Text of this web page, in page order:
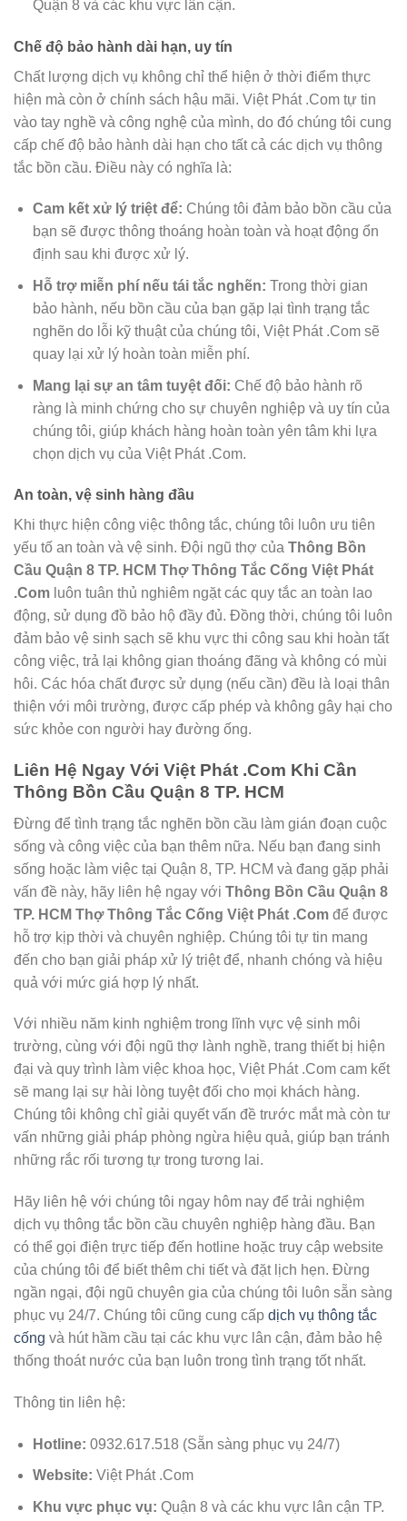
Quận 8 và các khu vực lân cận.
Chế độ bảo hành dài hạn, uy tín
Chất lượng dịch vụ không chỉ thể hiện ở thời điểm thực
hiện mà còn ở chính sách hậu mãi. Việt Phát .Com tự tin
vào tay nghề và công nghệ của mình, do đó chúng tôi cung
cấp chế độ bảo hành dài hạn cho tất cả các dịch vụ thông
tắc bồn cầu. Điều này có nghĩa là:
Cam kết xử lý triệt để: Chúng tôi đảm bảo bồn cầu của
bạn sẽ được thông thoáng hoàn toàn và hoạt động ổn
định sau khi được xử lý.
Hỗ trợ miễn phí nếu tái tắc nghẽn: Trong thời gian
bảo hành, nếu bồn cầu của bạn gặp lại tình trạng tắc
nghẽn do lỗi kỹ thuật của chúng tôi, Việt Phát .Com sẽ
quay lại xử lý hoàn toàn miễn phí.
Mang lại sự an tâm tuyệt đối: Chế độ bảo hành rõ
ràng là minh chứng cho sự chuyên nghiệp và uy tín của
chúng tôi, giúp khách hàng hoàn toàn yên tâm khi lựa
chọn dịch vụ của Việt Phát .Com.
An toàn, vệ sinh hàng đầu
Khi thực hiện công việc thông tắc, chúng tôi luôn ưu tiên
yếu tố an toàn và vệ sinh. Đội ngũ thợ của Thông Bồn
Cầu Quận 8 TP. HCM Thợ Thông Tắc Cống Việt Phát
.Com luôn tuân thủ nghiêm ngặt các quy tắc an toàn lao
động, sử dụng đồ bảo hộ đầy đủ. Đồng thời, chúng tôi luôn
đảm bảo vệ sinh sạch sẽ khu vực thi công sau khi hoàn tất
công việc, trả lại không gian thoáng đãng và không có mùi
hôi. Các hóa chất được sử dụng (nếu cần) đều là loại thân
thiện với môi trường, được cấp phép và không gây hại cho
sức khỏe con người hay đường ống.
Liên Hệ Ngay Với Việt Phát .Com Khi Cần
Thông Bồn Cầu Quận 8 TP. HCM
Đừng để tình trạng tắc nghẽn bồn cầu làm gián đoạn cuộc
sống và công việc của bạn thêm nữa. Nếu bạn đang sinh
sống hoặc làm việc tại Quận 8, TP. HCM và đang gặp phải
vấn đề này, hãy liên hệ ngay với Thông Bồn Cầu Quận 8
TP. HCM Thợ Thông Tắc Cống Việt Phát .Com để được
hỗ trợ kịp thời và chuyên nghiệp. Chúng tôi tự tin mang
đến cho bạn giải pháp xử lý triệt để, nhanh chóng và hiệu
quả với mức giá hợp lý nhất.
Với nhiều năm kinh nghiệm trong lĩnh vực vệ sinh môi
trường, cùng với đội ngũ thợ lành nghề, trang thiết bị hiện
đại và quy trình làm việc khoa học, Việt Phát .Com cam kết
sẽ mang lại sự hài lòng tuyệt đối cho mọi khách hàng.
Chúng tôi không chỉ giải quyết vấn đề trước mắt mà còn tư
vấn những giải pháp phòng ngừa hiệu quả, giúp bạn tránh
những rắc rối tương tự trong tương lai.
Hãy liên hệ với chúng tôi ngay hôm nay để trải nghiệm
dịch vụ thông tắc bồn cầu chuyên nghiệp hàng đầu. Bạn
có thể gọi điện trực tiếp đến hotline hoặc truy cập website
của chúng tôi để biết thêm chi tiết và đặt lịch hẹn. Đừng
ngần ngại, đội ngũ chuyên gia của chúng tôi luôn sẵn sàng
phục vụ 24/7. Chúng tôi cũng cung cấp dịch vụ thông tắc
cống và hút hầm cầu tại các khu vực lân cận, đảm bảo hệ
thống thoát nước của bạn luôn trong tình trạng tốt nhất.
Thông tin liên hệ:
Hotline: 0932.617.518 (Sẵn sàng phục vụ 24/7)
Website: Việt Phát .Com
Khu vực phục vụ: Quận 8 và các khu vực lân cận TP.